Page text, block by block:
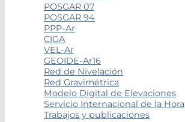
POSGAR 07
POSGAR 94
PPP-Ar
CIGA
VEL-Ar
GEOIDE-Ar16
Red de Nivelación
Red Gravimétrica
Modelo Digital de Elevaciones
Servicio Internacional de la Hora
Trabajos y publicaciones